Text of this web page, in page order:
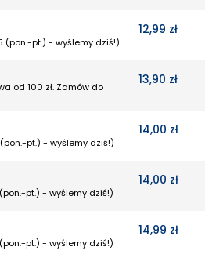
(pon.-pt.) - wyślemy dziś!)
12,99 zł
od 100 zł. Zamów do
13,90 zł
pt.) - wyślemy dziś!)
14,00 zł
pt.) - wyślemy dziś!)
14,00 zł
pt.) - wyślemy dziś!)
14,99 zł